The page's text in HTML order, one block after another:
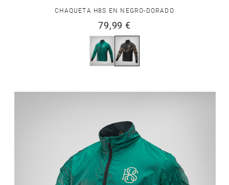
CHAQUETA H8S EN NEGRO-DORADO
79,99 €